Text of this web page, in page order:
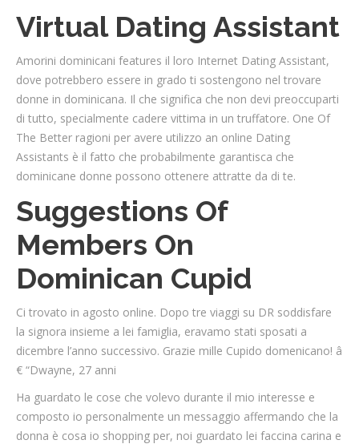
Virtual Dating Assistant
Amorini dominicani features il loro Internet Dating Assistant,
dove potrebbero essere in grado ti sostengono nel trovare
donne in dominicana. Il che significa che non devi preoccuparti
di tutto, specialmente cadere vittima in un truffatore. One Of
The Better ragioni per avere utilizzo an online Dating
Assistants è il fatto che probabilmente garantisca che
dominicane donne possono ottenere attratte da di te.
Suggestions Of
Members On
Dominican Cupid
Ci trovato in agosto online. Dopo tre viaggi su DR soddisfare
la signora insieme a lei famiglia, eravamo stati sposati a
dicembre l’anno successivo. Grazie mille Cupido domenicano! â
€ “Dwayne, 27 anni
Ha guardato le cose che volevo durante il mio interesse e
composto io personalmente un messaggio affermando che la
donna è cosa io shopping per, noi guardato lei faccina carina e